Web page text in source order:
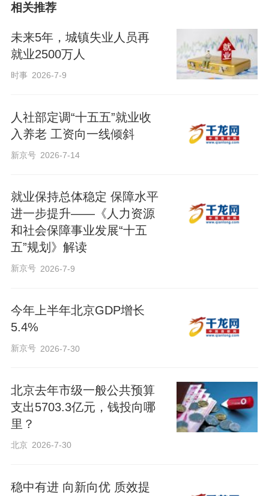
相关推荐
未来5年，城镇失业人员再
就业2500万人
时事 2026-7-9
人社部定调“十五五”就业收
入养老 工资向一线倾斜
新京号 2026-7-14
就业保持总体稳定 保障水平
进一步提升——《人力资源
和社会保障事业发展“十五
五”规划》解读
新京号 2026-7-9
今年上半年北京GDP增长
5.4%
新京号 2026-7-30
北京去年市级一般公共预算
支出5703.3亿元，钱投向哪
里？
北京 2026-7-30
稳中有进 向新向优 质效提